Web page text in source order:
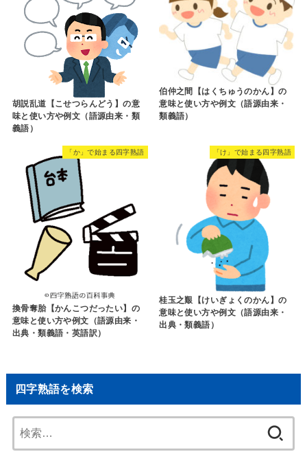
胡説乱道【こせつらんどう】の意
味と使い方や例文（語源由来・類
義語）
伯仲之間【はくちゅうのかん】の
意味と使い方や例文（語源由来・
類義語）
「か」で始まる四字熟語
換骨奪胎【かんこつだったい】の
意味と使い方や例文（語源由来・
出典・類義語・英語訳）
「け」で始まる四字熟語
桂玉之艱【けいぎょくのかん】の
意味と使い方や例文（語源由来・
出典・類義語）
四字熟語を検索
索: